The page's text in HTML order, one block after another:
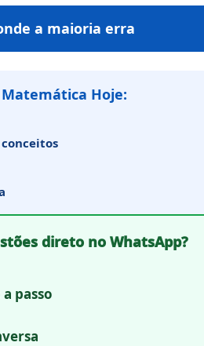
a maioria erra
Hoje:
direto no WhatsApp?
passo